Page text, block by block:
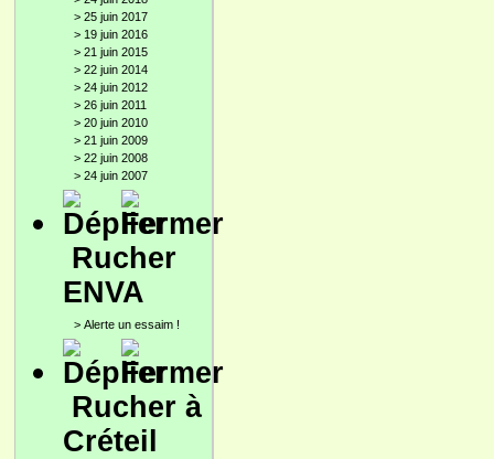
> 25 juin 2017
> 19 juin 2016
> 21 juin 2015
> 22 juin 2014
> 24 juin 2012
> 26 juin 2011
> 20 juin 2010
> 21 juin 2009
> 22 juin 2008
> 24 juin 2007
Rucher
ENVA
> Alerte un essaim !
Rucher à
Créteil